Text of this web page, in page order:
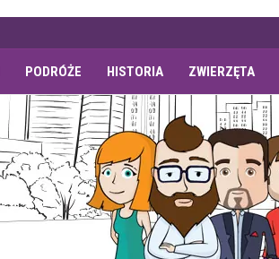
PODRÓŻE HISTORIA ZWIERZĘTA